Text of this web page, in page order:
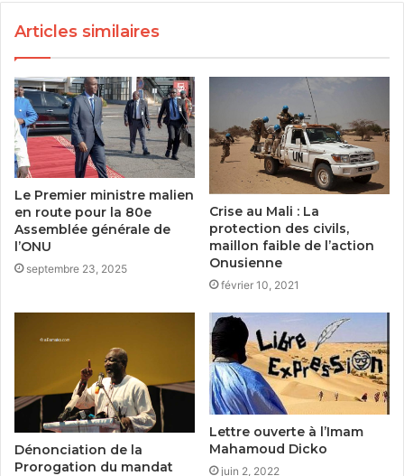
Articles similaires
Le Premier ministre malien
en route pour la 80e
Assemblée générale de
l’ONU
septembre 23, 2025
Crise au Mali : La
protection des civils,
maillon faible de l’action
Onusienne
février 10, 2021
Dénonciation de la
Prorogation du mandat
Lettre ouverte à l’Imam
Mahamoud Dicko
juin 2, 2022